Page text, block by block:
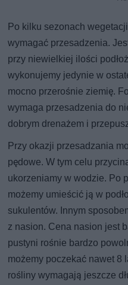
Po kilku sezonach
wymagać przesadzenia.
przy niewielkiej ilości
wykonujemy jedynie w
mocno przerośnie ziemię.
wymaga przesadzenia do
dobrym drenażem i
Przy okazji przesadzania
pędowe. W tym celu
ukorzeniamy w wodzie. Po
możemy umieścić ją w
sukulentów. Innym
z nasion. Cena nasion jest
pustyni rośnie bardzo
możemy poczekać nawet 8
rośliny wymagają jeszcze